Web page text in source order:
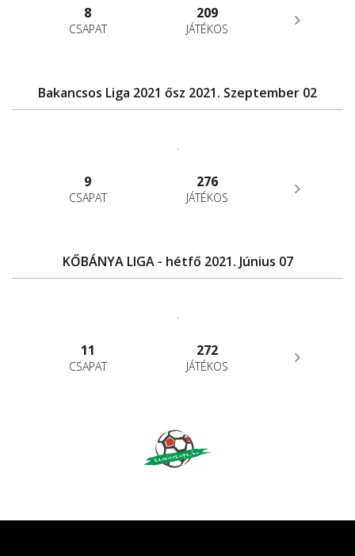
8
CSAPAT
209
JÁTÉKOS
Bakancsos Liga 2021 ősz 2021. Szeptember 02
.
9
CSAPAT
276
JÁTÉKOS
KŐBÁNYA LIGA - hétfő 2021. Június 07
.
11
CSAPAT
272
JÁTÉKOS